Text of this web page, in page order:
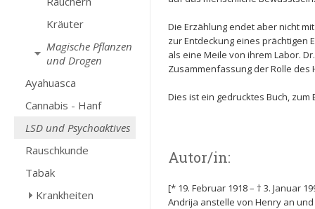
Kräuter
Magische Pflanzen
und Drogen
Ayahuasca
Cannabis - Hanf
LSD und Psychoaktives
Rauschkunde
Tabak
Krankheiten
Die Erzählung endet aber nicht
zur Entdeckung eines prächtigen
als eine Meile von ihrem Labor.
Zusammenfassung der Rolle des
Dies ist ein gedrucktes Buch, zum
Autor/in:
[* 19. Februar 1918 – † 3. Januar
Andrija anstelle von Henry an